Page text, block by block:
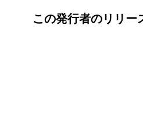
この発行者のリリー